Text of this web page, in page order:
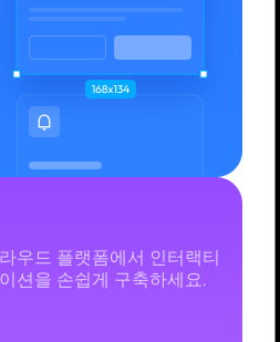
우드 플랫폼에서 인터랙티
션을 손쉽게 구축하세요.